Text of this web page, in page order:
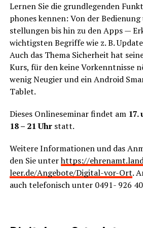
Ler­nen Sie die grund­le­gen­den
phones ken­nen: Von der
stel­lun­gen bis hin zu den Apps —
wich­tigs­ten Begrif­fe wie z. B.
Auch das The­ma Sicher­heit hat
Kurs, für den kei­ne Vor­kennt­nis­se
wenig Neu­gier und ein Android
Tablet.
Die­ses Online­se­mi­nar fin­det am 17.
18 – 21 Uhrstatt.
Wei­te­re Infor­ma­tio­nen und das
den Sie unterhttps://
leer.de/Angebote/Digital-vor-Ort.
auch tele­fo­nisch unter 0491- 926